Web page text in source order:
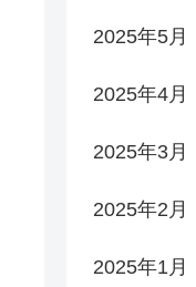
2025年5月
2025年4月
2025年3月
2025年2月
2025年1月